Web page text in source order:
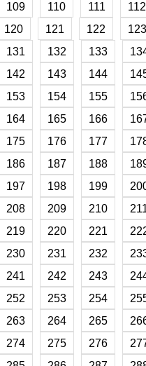
109 110 111
112
120 121 122
123
131 132 133
142 143 144
153 154 155
164 165 166
175 176 177
186 187 188
197 198 199
208 209 210
219 220 221
230 231 232
241 242 243
252 253 254
263 264 265
274 275 276